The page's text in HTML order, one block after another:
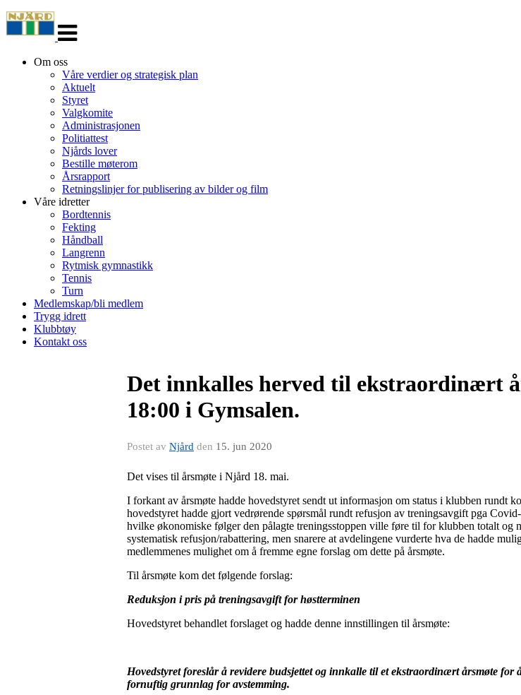
navigasjon
Om oss
Våre verdier og strategisk plan
Aktuelt
Styret
Valgkomite
Administrasjonen
Politiattest
Njårds lover
Bestille møterom
Årsrapport
Retningslinjer for publisering av bilder og film
Våre idretter
Bordtennis
Fekting
Håndball
Langrenn
Rytmisk gymnastikk
Tennis
Turn
Medlemskap/bli medlem
Trygg idrett
Klubbtøy
Kontakt oss
Det innkalles herved til ekstraordinært
18:00 i Gymsalen.
Postet av Njård den 15. jun 2020
Det vises til årsmøte i Njård 18. mai.
I forkant av årsmøte hadde hovedstyret sendt ut informasjon om status i klubben rundt
hovedstyret hadde gjort vedrørende spørsmål rundt refusjon av treningsavgift pga
hvilke økonomiske følger den pålagte treningsstoppen ville føre til for klubben totalt og
systematisk refusjon/rabattering, men snarere at avdelingene vurderte hva de hadde
medlemmenes mulighet om å fremme egne forslag om dette på årsmøte.
Til årsmøte kom det følgende forslag:
Reduksjon i pris på treningsavgift for høstterminen
Hovedstyret behandlet forslaget og hadde denne innstillingen til årsmøte:
Hovedstyret foreslår å revidere budsjettet og innkalle til et ekstraordinært årsmøte for
fornuftig grunnlag for avstemming.